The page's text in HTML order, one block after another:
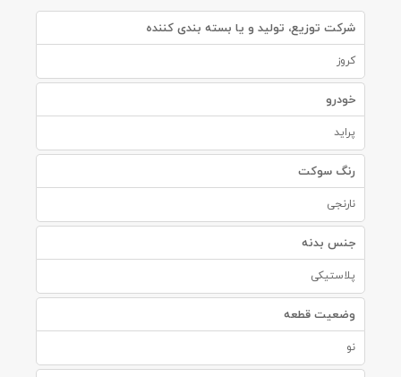
شرکت توزیع، تولید و یا بسته بندی کننده
کروز
خودرو
پراید
رنگ سوکت
نارنجی
جنس بدنه
پلاستیکی
وضعیت قطعه
نو